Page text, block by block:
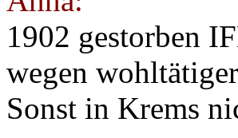
1902 gestorben
wegen
Sonst in Krems